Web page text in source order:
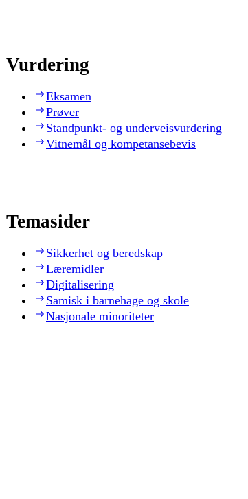
Vurdering
Eksamen
Prøver
Standpunkt- og underveisvurdering
Vitnemål og kompetansebevis
Temasider
Sikkerhet og beredskap
Læremidler
Digitalisering
Samisk i barnehage og skole
Nasjonale minoriteter